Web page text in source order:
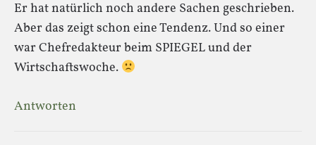
Er hat natürlich noch andere Sachen geschrieben.
Aber das zeigt schon eine Tendenz. Und so einer
war Chefredakteur beim SPIEGEL und der
Wirtschaftswoche.
Antworten